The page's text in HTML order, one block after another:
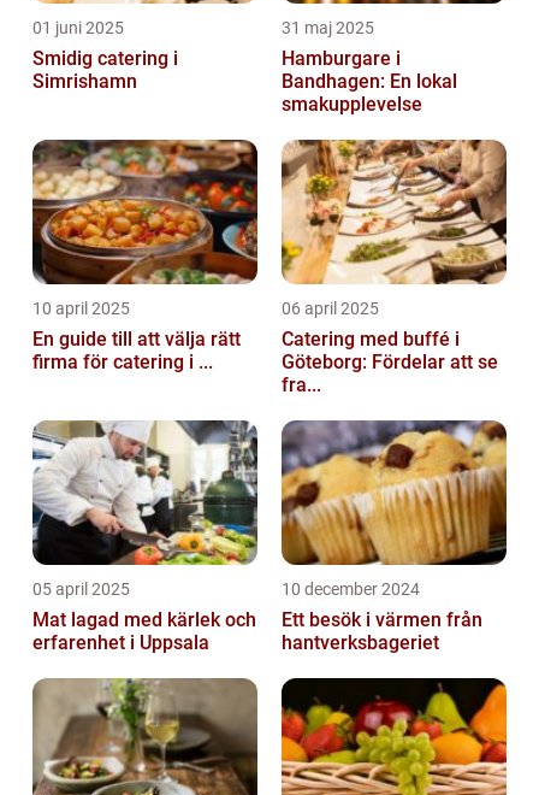
01 juni 2025
Smidig catering i
Simrishamn
31 maj 2025
Hamburgare i
Bandhagen: En lokal
smakupplevelse
10 april 2025
En guide till att välja rätt
firma för catering i ...
06 april 2025
Catering med buffé i
Göteborg: Fördelar att se
fra...
05 april 2025
Mat lagad med kärlek och
erfarenhet i Uppsala
10 december 2024
Ett besök i värmen från
hantverksbageriet